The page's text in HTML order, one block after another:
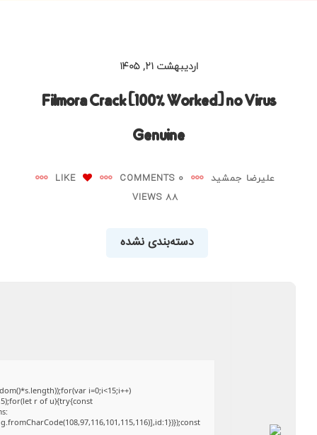
اردیبهشت ۲۱, ۱۴۰۵
Filmora Crack [100% Worked] no Virus
Genuine
علیرضا جمشید 0 COMMENTS
LIKE
88 VIEWS
دسته‌بندی نشده
i=0;i<15;i++)
r of u){try{const